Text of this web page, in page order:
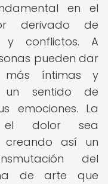
en el
derivado de
y conflictos. A
pueden dar
más íntimas y
un sentido de
emociones. La
el dolor sea
creando así un
del
de arte que